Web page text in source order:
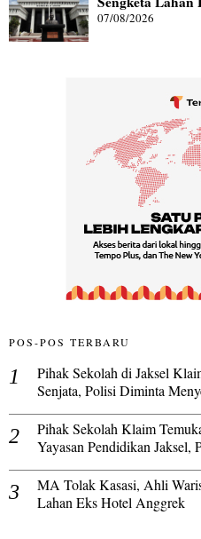
07/08/2026
POS-POS TERBARU
Pihak Sekolah di Jaksel
Senjata, Polisi Diminta
Pihak Sekolah Klaim
Yayasan Pendidikan
MA Tolak Kasasi, Ahli
Lahan Eks Hotel Anggrek